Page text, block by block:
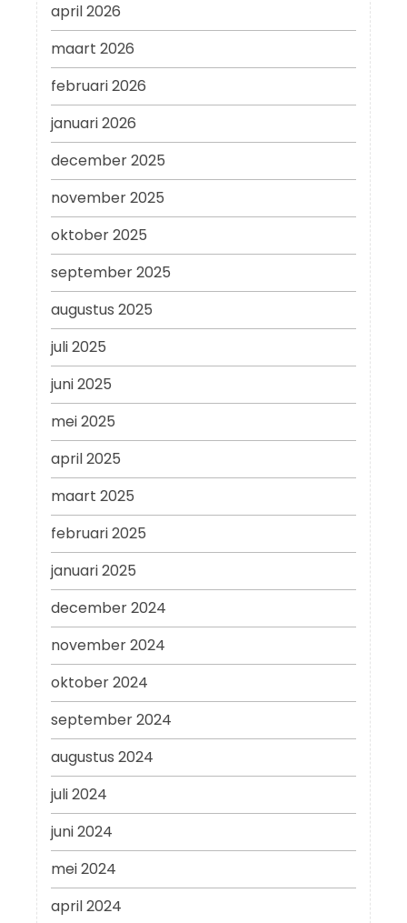
april 2026
maart 2026
februari 2026
januari 2026
december 2025
november 2025
oktober 2025
september 2025
augustus 2025
juli 2025
juni 2025
mei 2025
april 2025
maart 2025
februari 2025
januari 2025
december 2024
november 2024
oktober 2024
september 2024
augustus 2024
juli 2024
juni 2024
mei 2024
april 2024